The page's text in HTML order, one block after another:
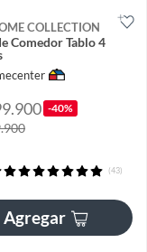
COLLECTION
Comedor Tablo 4
-40%
(43)
Agregar